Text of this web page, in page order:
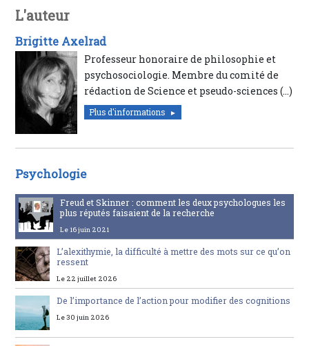
L'auteur
Brigitte Axelrad
Professeur honoraire de philosophie et
psychosociologie. Membre du comité de
rédaction de Science et pseudo-sciences (…)
Plus d'informations
Psychologie
Freud et Skinner : comment les deux psychologues les
plus réputés faisaient de la recherche
Le 16 juin 2021
L’alexithymie, la difficulté à mettre des mots sur ce qu’on
ressent
Le 22 juillet 2026
De l’importance de l’action pour modifier des cognitions
Le 30 juin 2026